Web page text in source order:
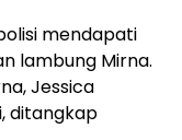
mendapati
lambung Mirna.
Jessica
ditangkap